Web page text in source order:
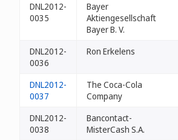
DNL2012-
0035
Bayer
Aktiengesellschaft
Bayer B. V.
DNL2012-
0036
Ron Erkelens
DNL2012-
0037
The Coca-Cola
Company
DNL2012-
0038
Bancontact-
MisterCash S.A.